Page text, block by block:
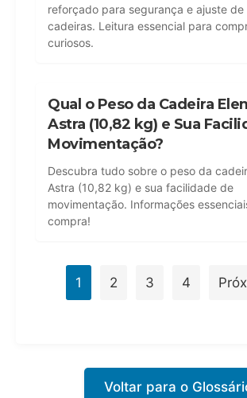
reforçado para segurança e ajuste de
cadeiras. Leitura essencial para
curiosos.
Qual o Peso da Cadeira
Astra (10,82 kg) e Sua
Movimentação?
Descubra tudo sobre o peso da
Astra (10,82 kg) e sua facilidade de
movimentação. Informações
compra!
1 2 3 4
Voltar para o